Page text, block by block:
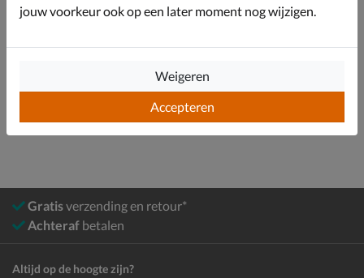
Boots
Gratisverzending en retour*
Achteraf betalen
Altijd op de hoogte zijn?
jouw voorkeur ook op een later moment nog wijzigen.
Accepteren
Weigeren